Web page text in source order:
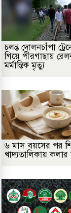
চলন্ত দোলনচাঁপা
গিয়ে পীরগাছায়
মর্মান্তিক মৃত্যু
৬ মাস বয়সের পর
খাদ্যতালিকায় কলার